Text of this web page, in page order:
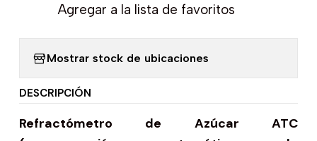
Agregar a la lista de favoritos
Mostrar stock de ubicaciones
DESCRIPCIÓN
Refractómetro de Azúcar ATC